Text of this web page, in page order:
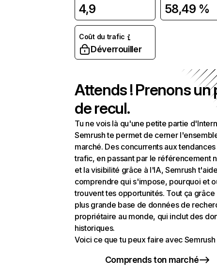
4,9 58,49 %
Coût du trafic
Déverrouiller
Attends ! Prenons un
de recul.
Tu ne vois là qu'une petite partie
Semrush te permet de cerner
marché. Des concurrents aux
trafic, en passant par le référencement
et la visibilité grâce à l'IA, Semrush
comprendre qui s'impose, pourquoi et
trouvent tes opportunités. Tout ça grâce
plus grande base de données de
propriétaire au monde, qui inclut des
historiques.
Voici ce que tu peux faire avec Semrush
Comprends ton marché